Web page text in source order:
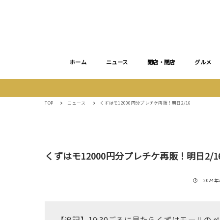
ホーム ニュース 開店・閉店 グルメ
TOP ニュース くずはモ12000円分プレチケ再販！明日2/16
くずはモ12000円分プレチケ再販！明日2/
投稿日
2024年